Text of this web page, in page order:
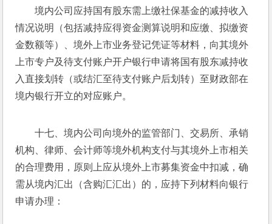
境内公司应持国有股东需上缴社保基金的减持收入
情况说明（包括减持应得资金测算说明和应缴、拟缴资
金数额等）、境外上市业务登记凭证等材料，向其境外
上市专户及待支付账户开户银行申请将国有股东减持收
入直接划转（或结汇至待支付账户后划转）至财政部在
境内银行开立的对应账户。
十七、境内公司向境外的监管部门、交易所、承销
机构、律师、会计师等境外机构支付与其境外上市相关
的合理费用，原则上应从境外上市募集资金中扣减，确
需从境内汇出（含购汇汇出）的，应持下列材料向银行
申请办理：